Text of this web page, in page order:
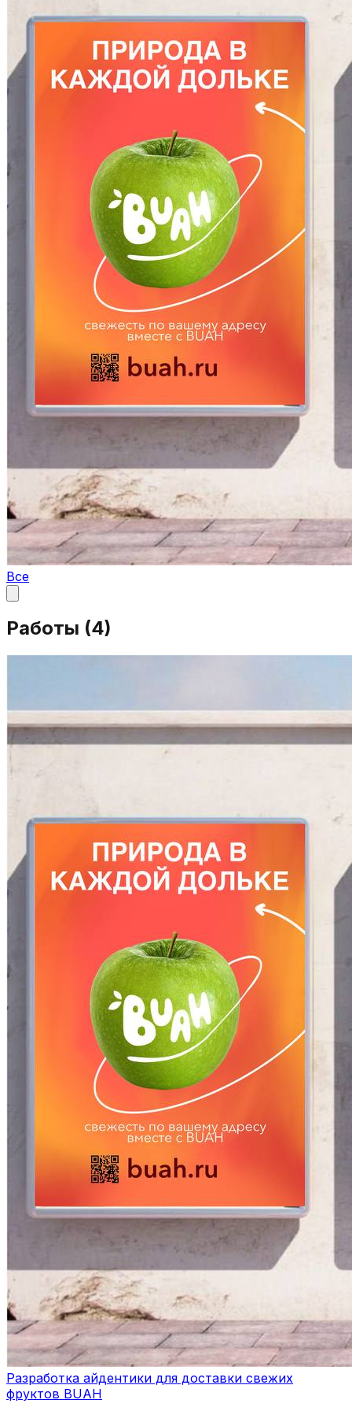
Все
Работы (4)
Разработка айдентики для доставки свежих
фруктов BUAH